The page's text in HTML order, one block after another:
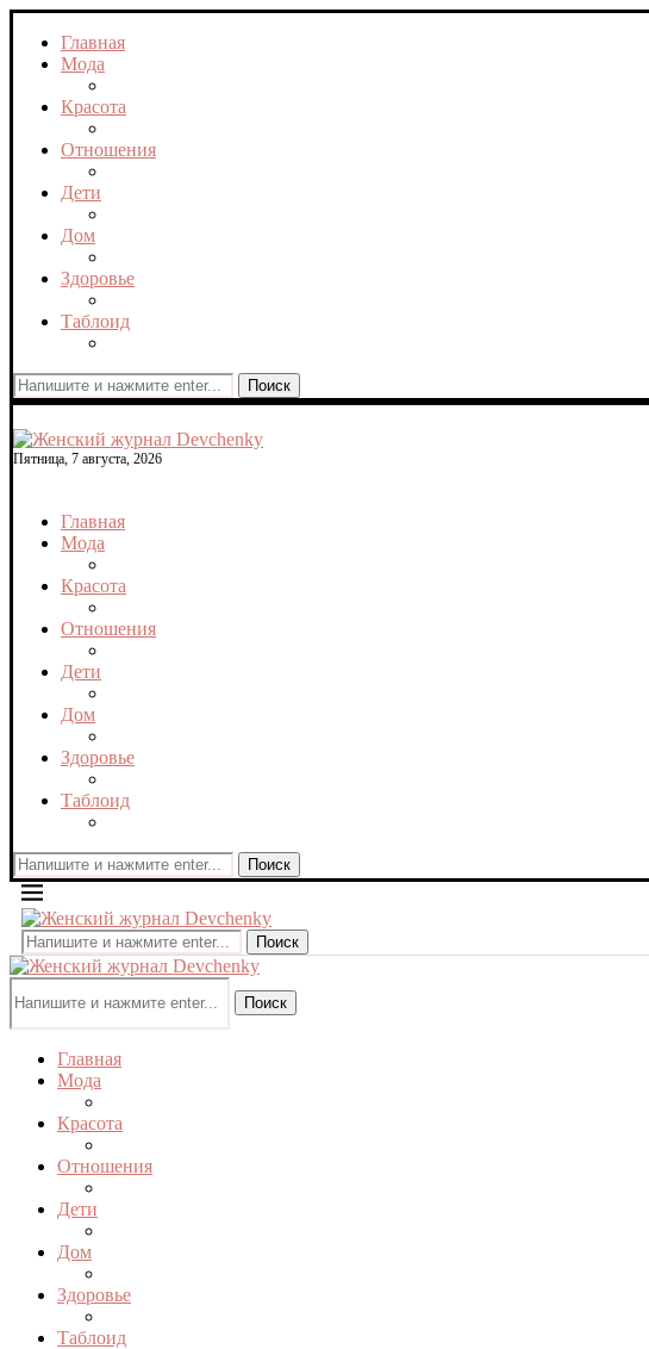
Главная
Мода
Красота
Отношения
Дети
Дом
Здоровье
Таблоид
Поиск
Пятница, 7 августа, 2026
Главная
Мода
Красота
Отношения
Дети
Дом
Здоровье
Таблоид
Поиск
Поиск
Поиск
Главная
Мода
Красота
Отношения
Дети
Дом
Здоровье
Таблоид